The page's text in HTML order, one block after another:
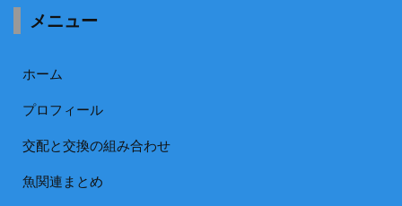
メニュー
ホーム
プロフィール
交配と交換の組み合わせ
魚関連まとめ